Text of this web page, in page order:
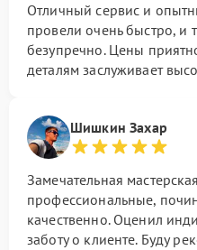
Отличный сервис и
провели очень быстро, и
безупречно. Цены
деталям заслуживает
Шишкин Захар
Замечательная
профессиональные,
качественно. Оценил
заботу о клиенте. Буду